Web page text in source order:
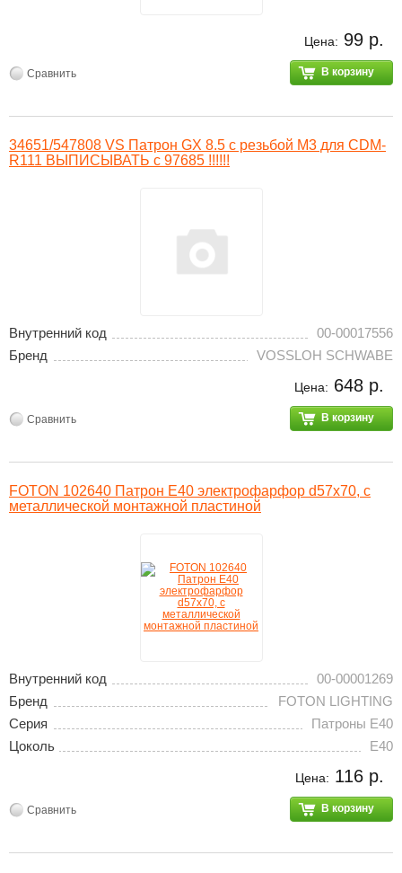
Цена: 99 р.
В корзину
Сравнить
34651/547808 VS Патрон GX 8.5 с резьбой М3 для CDM-
R111 ВЫПИСЫВАТЬ с 97685 !!!!!!
Внутренний код
00-00017556
Бренд
VOSSLOH SCHWABE
Цена: 648 р.
В корзину
Сравнить
FOTON 102640 Патрон Е40 электрофарфор d57x70, с
металлической монтажной пластиной
Внутренний код
00-00001269
Бренд
FOTON LIGHTING
Серия
Патроны E40
Цоколь
E40
Цена: 116 р.
В корзину
Сравнить